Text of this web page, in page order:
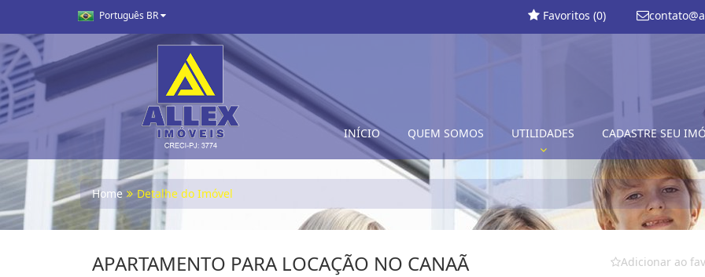
Português BR Favoritos (0)
INÍCIO QUEM SOMOS UTILIDADES CADASTRE SEU
Home Detalhe do Imóvel
APARTAMENTO PARA LOCAÇÃO NO CANAÃ Adicionar ao